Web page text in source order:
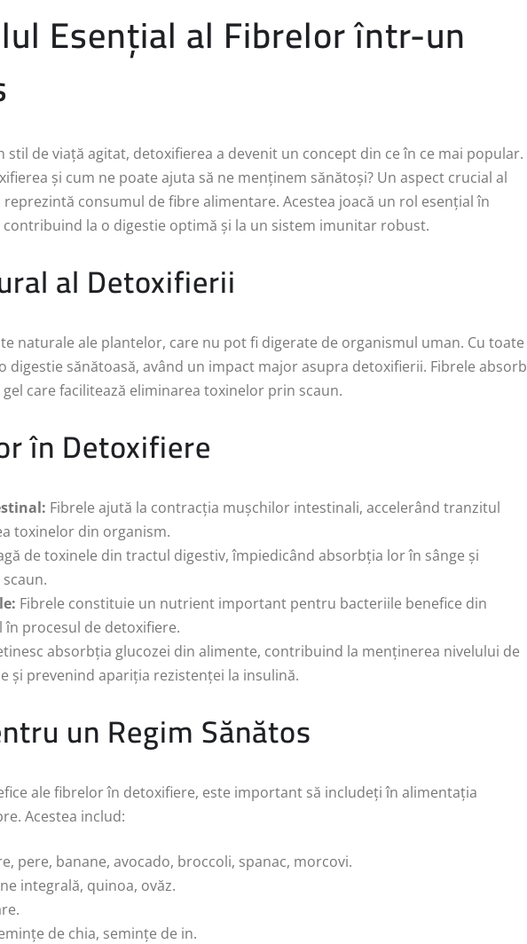
Esențial al Fibrelor într-un
de viață agitat, detoxifierea a devenit un concept din ce în ce mai popular.
și cum ne poate ajuta să ne menținem sănătoși? Un aspect crucial al
consumul de fibre alimentare. Acestea joacă un rol esențial în
la o digestie optimă și la un sistem imunitar robust.
al Detoxifierii
naturale ale plantelor, care nu pot fi digerate de organismul uman. Cu toate
digestie sănătoasă, având un impact major asupra detoxifierii. Fibrele absorb
care facilitează eliminarea toxinelor prin scaun.
în Detoxifiere
Fibrele ajută la contracția mușchilor intestinali, accelerând tranzitul
toxinelor din organism.
de toxinele din tractul digestiv, împiedicând absorbția lor în sânge și
Fibrele constituie un nutrient important pentru bacteriile benefice din
procesul de detoxifiere.
absorbția glucozei din alimente, contribuind la menținerea nivelului de
și prevenind apariția rezistenței la insulină.
un Regim Sănătos
ale fibrelor în detoxifiere, este important să includeți în alimentația
Acestea includ:
pere, banane, avocado, broccoli, spanac, morcovi.
integrală, quinoa, ovăz.
de chia, semințe de in.